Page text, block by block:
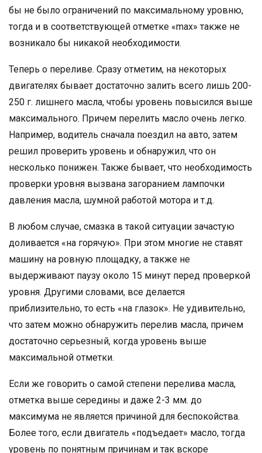
бы не было ограничений по максимальному уровню,
тогда и в соответствующей отметке «max» также не
возникало бы никакой необходимости.
Теперь о переливе. Сразу отметим, на некоторых
двигателях бывает достаточно залить всего лишь 200-
250 г. лишнего масла, чтобы уровень повысился выше
максимального. Причем перелить масло очень легко.
Например, водитель сначала поездил на авто, затем
решил проверить уровень и обнаружил, что он
несколько понижен. Также бывает, что необходимость
проверки уровня вызвана загоранием лампочки
давления масла, шумной работой мотора и т.д.
В любом случае, смазка в такой ситуации зачастую
доливается «на горячую». При этом многие не ставят
машину на ровную площадку, а также не
выдерживают паузу около 15 минут перед проверкой
уровня. Другими словами, все делается
приблизительно, то есть «на глазок». Не удивительно,
что затем можно обнаружить перелив масла, причем
достаточно серьезный, когда уровень выше
максимальной отметки.
Если же говорить о самой степени перелива масла,
отметка выше середины и даже 2-3 мм. до
максимума не является причиной для беспокойства.
Более того, если двигатель «подъедает» масло, тогда
уровень по понятным причинам и так вскоре